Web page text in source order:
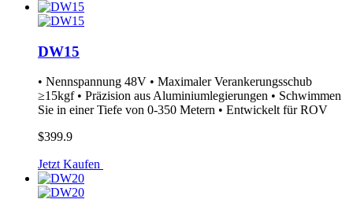
DW15
• Nennspannung 48V • Maximaler Verankerungsschub
≥15kgf • Präzision aus Aluminiumlegierungen • Schwimmen
Sie in einer Tiefe von 0-350 Metern • Entwickelt für ROV
$399.9
Jetzt Kaufen